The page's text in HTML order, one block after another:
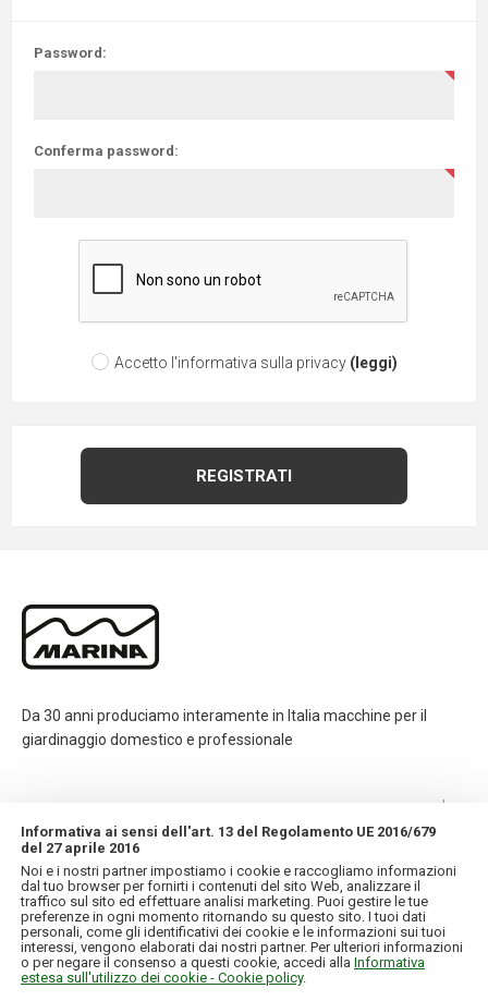
Password:
Conferma password:
Accetto l'informativa sulla privacy (leggi)
Da 30 anni produciamo interamente in Italia macchine per il
giardinaggio domestico e professionale
INFORMAZIONI
IL MIO ACCOUNT
Informativa ai sensi dell'art. 13 del Regolamento UE 2016/679
del 27 aprile 2016
Noi e i nostri partner impostiamo i cookie e raccogliamo informazioni
dal tuo browser per fornirti i contenuti del sito Web, analizzare il
traffico sul sito ed effettuare analisi marketing. Puoi gestire le tue
preferenze in ogni momento ritornando su questo sito. I tuoi dati
personali, come gli identificativi dei cookie e le informazioni sui tuoi
interessi, vengono elaborati dai nostri partner. Per ulteriori informazioni
o per negare il consenso a questi cookie, accedi alla Informativa
estesa sull'utilizzo dei cookie - Cookie policy.